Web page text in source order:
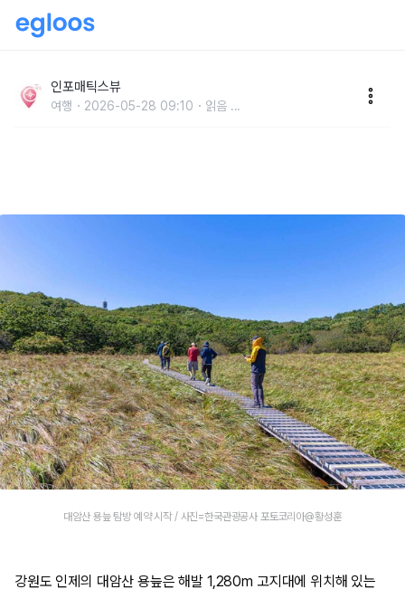
작, 서흥리길 & 가아리길 어디로?
인포매틱스뷰
여행 2026-05-28 09:10 읽음 ...
대암산 용늪 탐방 예약 시작 / 사진=한국관광공사 포토코리아@황성훈
강원도 인제의 대암산 용늪은 해발 1,280m 고지대에 위치해 있는